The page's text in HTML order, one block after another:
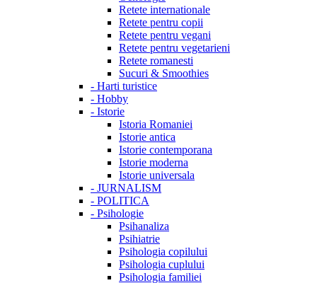
Retete internationale
Retete pentru copii
Retete pentru vegani
Retete pentru vegetarieni
Retete romanesti
Sucuri & Smoothies
- Harti turistice
- Hobby
- Istorie
Istoria Romaniei
Istorie antica
Istorie contemporana
Istorie moderna
Istorie universala
- JURNALISM
- POLITICA
- Psihologie
Psihanaliza
Psihiatrie
Psihologia copilului
Psihologia cuplului
Psihologia familiei